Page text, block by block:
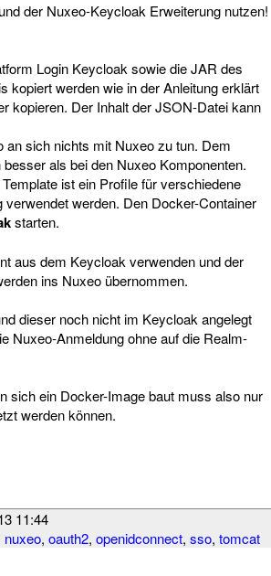
der Nuxeo-Keycloak Erweiterung nutzen!
Login Keycloak sowie die JAR des
kopiert werden wie in der Anleitung erklärt
kopieren. Der Inhalt der JSON-Datei kann
an sich nichts mit Nuxeo zu tun. Dem
als bei den Nuxeo Komponenten.
ist ein Profile für verschiedene
werden. Den Docker-Container
starten.
aus dem Keycloak verwenden und der
ins Nuxeo übernommen.
dieser noch nicht im Keycloak angelegt
Nuxeo-Anmeldung ohne auf die Realm-
sich ein Docker-Image baut muss also nur
werden können.
11:44
nuxeo, oauth2, openidconnect, sso, tomcat